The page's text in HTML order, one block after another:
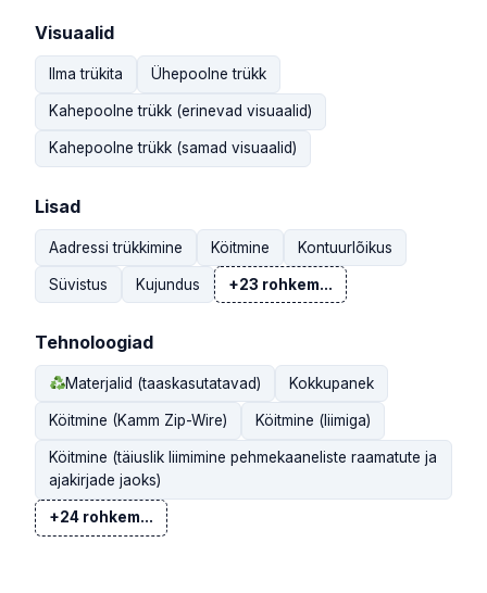
Visuaalid
Ilma trükita Ühepoolne trükk
Kahepoolne trükk (erinevad visuaalid)
Kahepoolne trükk (samad visuaalid)
Lisad
Aadressi trükkimine Köitmine Kontuurlõikus
Süvistus Kujundus +23 rohkem...
Tehnoloogiad
Materjalid (taaskasutatavad) Kokkupanek
Köitmine (Kamm Zip-Wire) Köitmine (liimiga)
Köitmine (täiuslik liimimine pehmekaaneliste raamatute ja
ajakirjade jaoks)
+24 rohkem...